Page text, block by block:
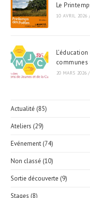
Le
10 AVRIL 2026
communes
20 MARS 2026 /
Actualité (85)
Ateliers (29)
Evénement (74)
Non classé (10)
Sortie découverte (9)
Stages (8)